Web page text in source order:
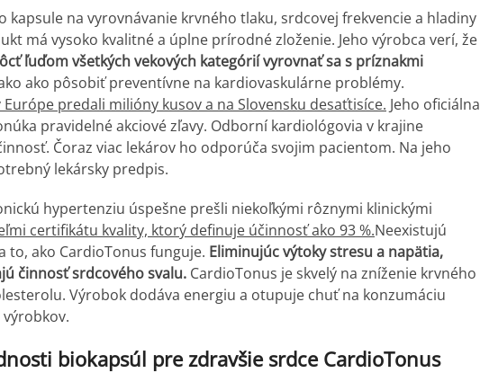
kapsule na vyrovnávanie krvného tlaku, srdcovej frekvencie a hladiny
má vysoko kvalitné a úplne prírodné zloženie. Jeho výrobca verí, že
ľuďom všetkých vekových kategórií vyrovnať sa s príznakmi
ako pôsobiť preventívne na kardiovaskulárne problémy.
predali milióny kusov a na Slovensku desaťtisíce. Jeho oficiálna
pravidelné akciové zľavy. Odborní kardiológovia v krajine
Čoraz viac lekárov ho odporúča svojim pacientom. Na jeho
lekársky predpis.
hypertenziu úspešne prešli niekoľkými rôznymi klinickými
certifikátu kvality, ktorý definuje účinnosť ako 93 %.Neexistujú
to, ako CardioTonus funguje. Eliminujúc výtoky stresu a napätia,
činnosť srdcového svalu. CardioTonus je skvelý na zníženie krvného
Výrobok dodáva energiu a otupuje chuť na konzumáciu
biokapsúl pre zdravšie srdce CardioTonus